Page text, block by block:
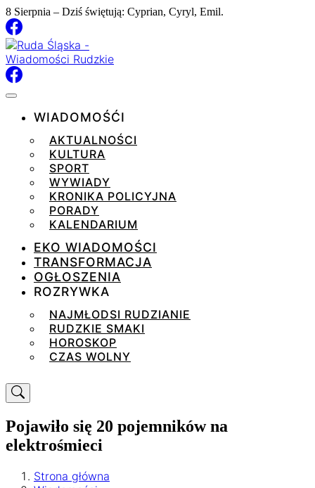
8 Sierpnia – Dziś świętują: Cyprian, Cyryl, Emil.
WIADOMOŚĆI
AKTUALNOŚCI
KULTURA
SPORT
WYWIADY
KRONIKA POLICYJNA
PORADY
KALENDARIUM
EKO WIADOMOŚCI
TRANSFORMACJA
OGŁOSZENIA
ROZRYWKA
NAJMŁODSI RUDZIANIE
RUDZKIE SMAKI
HOROSKOP
CZAS WOLNY
Pojawiło się 20 pojemników na
elektrośmieci
Strona główna